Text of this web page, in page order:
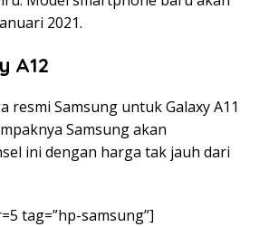
2021.
A12
resmi Samsung untuk Galaxy A11
Samsung akan
ini dengan harga tak jauh dari
tag=”hp-samsung”]